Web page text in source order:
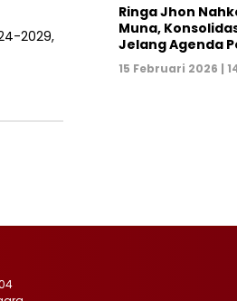
2029,
Ringa Jhon
Muna,
Jelang Agenda
15 Februari 2026 |